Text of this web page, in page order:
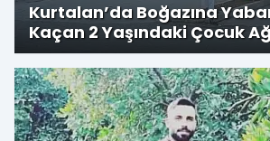
Kurtalan’da Boğazına
Kaçan 2 Yaşındaki Çocuk